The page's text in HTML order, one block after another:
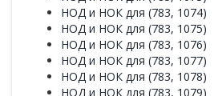
НОД и НОК для (783, 1074)
НОД и НОК для (783, 1075)
НОД и НОК для (783, 1076)
НОД и НОК для (783, 1077)
НОД и НОК для (783, 1078)
НОД и НОК для (783, 1079)